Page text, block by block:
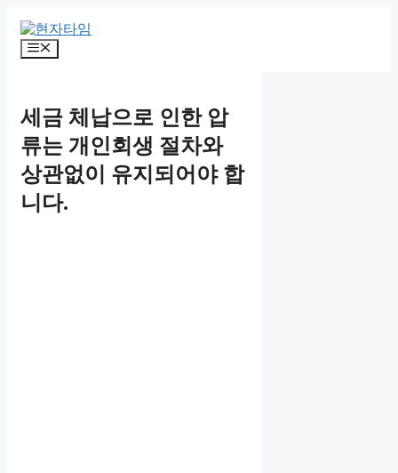
content Menu
세금 체납으로 인한 압
류는 개인회생 절차와
상관없이 유지되어야 합
니다.